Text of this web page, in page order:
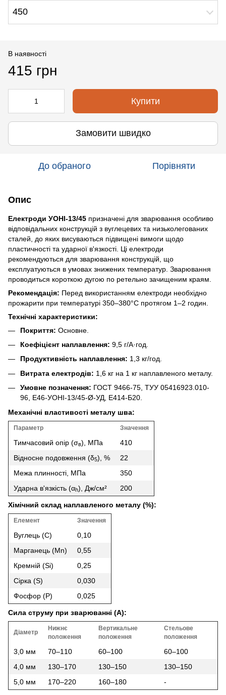
450
В наявності
415 грн
Купити
Замовити швидко
До обраного Порівняти
Опис
Електроди УОНІ-13/45 призначені для зварювання особливо
відповідальних конструкцій з вуглецевих та низьколегованих
сталей, до яких висуваються підвищені вимоги щодо
пластичності та ударної в'язкості. Ці електроди
рекомендуються для зварювання конструкцій, що
експлуатуються в умовах знижених температур. Зварювання
проводиться короткою дугою по ретельно зачищеним краям.
Рекомендація: Перед використанням електроди необхідно
прожарити при температурі 350–380°C протягом 1–2 годин.
Технічні характеристики:
Покриття: Основне.
Коефіцієнт наплавлення: 9,5 г/А·год.
Продуктивність наплавлення: 1,3 кг/год.
Витрата електродів: 1,6 кг на 1 кг наплавленого металу.
Умовне позначення: ГОСТ 9466-75, ТУУ 05416923.010-
96, Е46-УОНІ-13/45-Ø-УД, Е414-Б20.
Механічні властивості металу шва:
Параметр Значення
Тимчасовий опір (σв), МПа
410
Відносне подовження (δ5), %
22
Межа плинності, МПа
350
Ударна в'язкість (αh), Дж/см² 200
Хімічний склад наплавленого металу (%):
Елемент Значення
Вуглець (C)
0,10
Марганець (Mn)
0,55
Кремній (Si)
0,25
Сірка (S)
0,030
Фосфор (P)
0,025
Сила струму при зварюванні (A):
Діаметр
Нижнє
положення
Вертикальне
положення
Стельове
положення
3,0 мм 70–110 60–100
60–100
4,0 мм
130–170 130–150
130–150
5,0 мм
170–220 160–180 -